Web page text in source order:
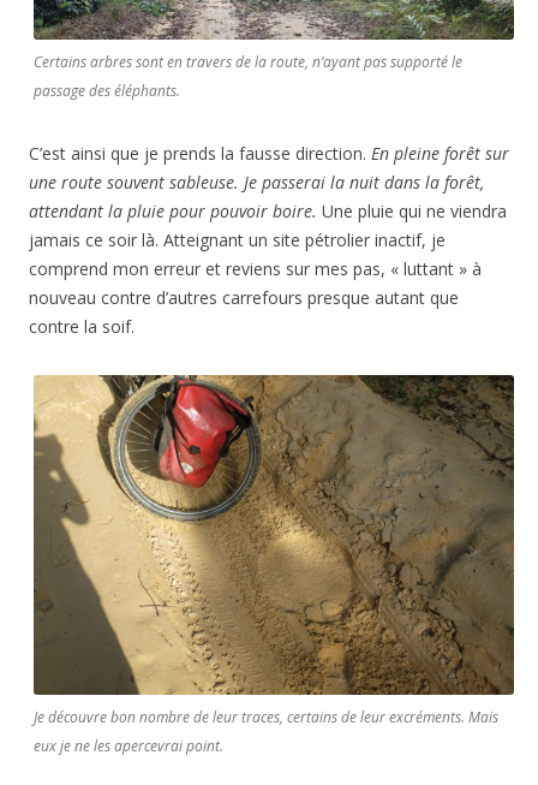
Certains arbres sont en travers de la route, n’ayant pas supporté le
passage des éléphants.
C’est ainsi que je prends la fausse direction. En pleine forêt sur
une route souvent sableuse. Je passerai la nuit dans la forêt,
attendant la pluie pour pouvoir boire. Une pluie qui ne viendra
jamais ce soir là. Atteignant un site pétrolier inactif, je
comprend mon erreur et reviens sur mes pas, « luttant » à
nouveau contre d’autres carrefours presque autant que
contre la soif.
Je découvre bon nombre de leur traces, certains de leur excréments. Mais
eux je ne les apercevrai point.